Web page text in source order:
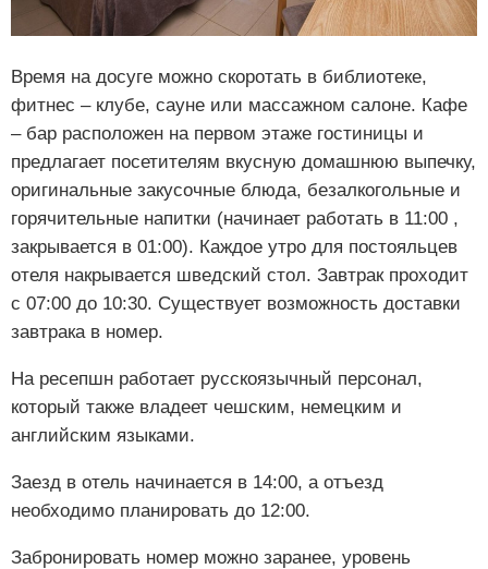
Время на досуге можно скоротать в библиотеке,
фитнес – клубе, сауне или массажном салоне. Кафе
– бар расположен на первом этаже гостиницы и
предлагает посетителям вкусную домашнюю выпечку,
оригинальные закусочные блюда, безалкогольные и
горячительные напитки (начинает работать в 11:00 ,
закрывается в 01:00). Каждое утро для постояльцев
отеля накрывается шведский стол. Завтрак проходит
с 07:00 до 10:30. Существует возможность доставки
завтрака в номер.
На ресепшн работает русскоязычный персонал,
который также владеет чешским, немецким и
английским языками.
Заезд в отель начинается в 14:00, а отъезд
необходимо планировать до 12:00.
Забронировать номер можно заранее, уровень